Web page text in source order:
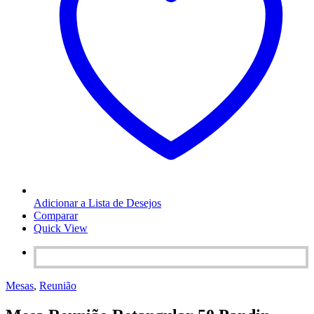
Adicionar a Lista de Desejos
Comparar
Quick View
Mesas, Reunião